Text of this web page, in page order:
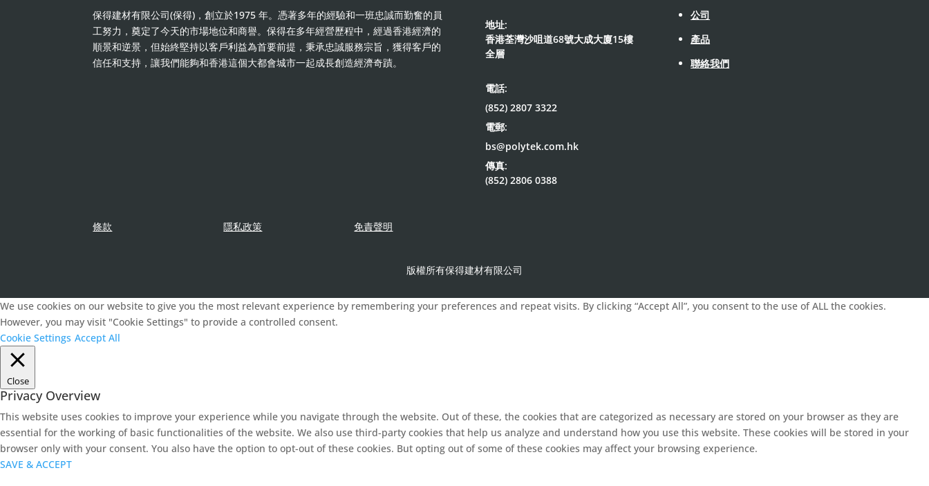
保得建材有限公司(保得)，創立於1975 年。憑著多年的經驗和一班忠誠而勤奮的員
工努力，奠定了今天的市場地位和商譽。保得在多年經營歷程中，經過香港經濟的
順景和逆景，但始終堅持以客戶利益為首要前提，秉承忠誠服務宗旨，獲得客戶的
信任和支持，讓我們能夠和香港這個大都會城市一起成長創造經濟奇蹟。
地址:
香港荃灣沙咀道68號大成大廈15樓
全層
電話:
(852) 2807 3322
電郵:
bs@polytek.com.hk
傳真:
(852) 2806 0388
公司
產品
聯絡我們
條款 隱私政策 免責聲明
版權所有保得建材有限公司
We use cookies on our website to give you the most relevant experience by remembering your preferences and repeat visits. By clicking “Accept All”, you consent to the use of ALL the cookies.
However, you may visit "Cookie Settings" to provide a controlled consent.
Cookie Settings Accept All
Close
Privacy Overview
This website uses cookies to improve your experience while you navigate through the website. Out of these, the cookies that are categorized as necessary are stored on your browser as they are
essential for the working of basic functionalities of the website. We also use third-party cookies that help us analyze and understand how you use this website. These cookies will be stored in your
browser only with your consent. You also have the option to opt-out of these cookies. But opting out of some of these cookies may affect your browsing experience.
SAVE & ACCEPT